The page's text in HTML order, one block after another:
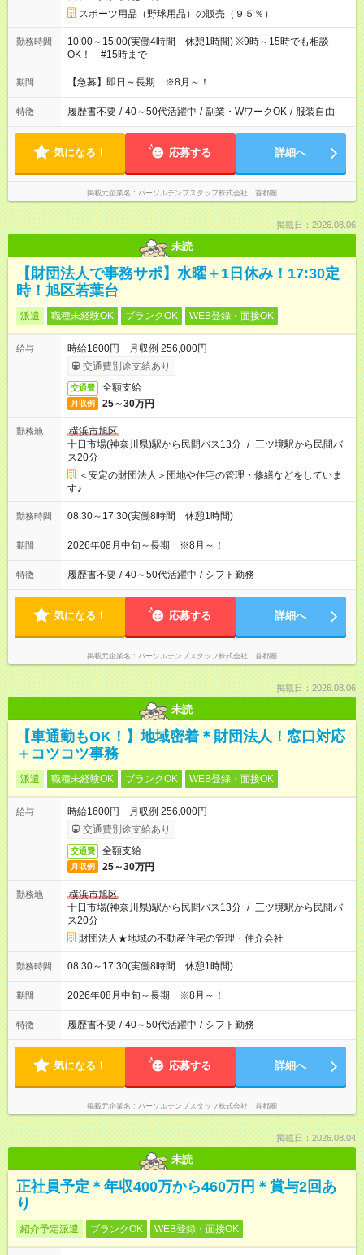
スポーツ用品（野球用品）の販売（９５％）
勤務時間
10:00～15:00(実働4時間 休憩1時間) ※9時～15時でも相談
OK！ #15時まで
期間 【急募】即日～長期 ※8月～！
特徴 履歴書不要 / 40～50代活躍中 / 副業・WワークOK / 服装自由
気になる！ 応募する 詳細へ
掲載元企業名 パーソルテンプスタッフ株式会社 首都圏
掲載日：2026.08.06
未読
【財団法人で事務サポ】水曜＋1日休み！17:30定
時！旭区若葉台
派遣 職種未経験OK ブランクOK WEB登録・面接OK
給与
時給1600円 月収例 256,000円
交通費別途支給あり
交通費 全額支給
月収例 25～30万円
勤務地
横浜市旭区
十日市場(神奈川県)駅から民間バス13分 / 三ツ境駅から民間バ
ス20分
＜安定の財団法人＞団地や住宅の管理・修繕などをしていま
す♪
勤務時間 08:30～17:30(実働8時間 休憩1時間)
期間 2026年08月中旬～長期 ※8月～！
特徴 履歴書不要 / 40～50代活躍中 / シフト勤務
気になる！ 応募する 詳細へ
掲載元企業名 パーソルテンプスタッフ株式会社 首都圏
掲載日：2026.08.06
未読
【車通勤もOK！】地域密着＊財団法人！窓口対応
＋コツコツ事務
派遣 職種未経験OK ブランクOK WEB登録・面接OK
給与
時給1600円 月収例 256,000円
交通費別途支給あり
交通費 全額支給
月収例 25～30万円
勤務地
横浜市旭区
十日市場(神奈川県)駅から民間バス13分 / 三ツ境駅から民間バ
ス20分
財団法人★地域の不動産住宅の管理・仲介会社
勤務時間 08:30～17:30(実働8時間 休憩1時間)
期間 2026年08月中旬～長期 ※8月～！
特徴 履歴書不要 / 40～50代活躍中 / シフト勤務
気になる！ 応募する 詳細へ
掲載元企業名 パーソルテンプスタッフ株式会社 首都圏
掲載日：2026.08.04
未読
正社員予定＊年収400万から460万円＊賞与2回あ
り
紹介予定派遣 ブランクOK WEB登録・面接OK